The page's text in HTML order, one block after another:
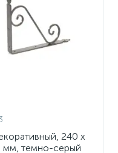
240 х
мм, темно-серый